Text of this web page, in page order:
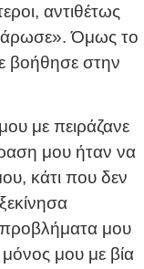
αντιθέτως
Όμως το
βοήθησε στην
με πειράζανε
μου ήταν να
κάτι που δεν
μου
μου με βία